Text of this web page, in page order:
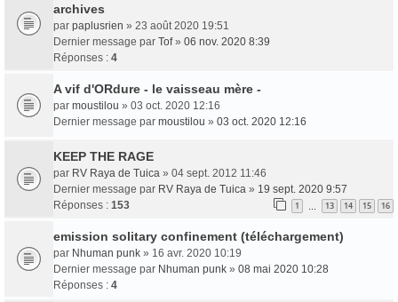
archives
par paplusrien » 23 août 2020 19:51
Dernier message par Tof» 06 nov. 2020 8:39
Réponses : 4
A vif d'ORdure - le vaisseau mère -
par moustilou » 03 oct. 2020 12:16
Dernier message par moustilou » 03 oct. 2020 12:16
KEEP THE RAGE
par RV Raya de Tuica » 04 sept. 2012 11:46
Dernier message par RV Raya de Tuica » 19 sept. 2020 9:57
Réponses : 153 1 13 14 15 16
emission solitary confinement (téléchargement)
par Nhuman punk » 16 avr. 2020 10:19
Dernier message par Nhuman punk » 08 mai 2020 10:28
Réponses : 4